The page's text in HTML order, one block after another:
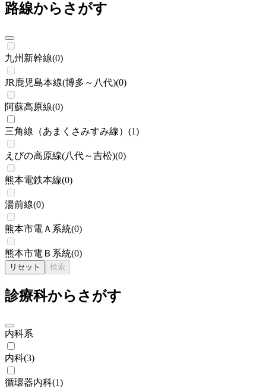
路線からさがす
九州新幹線(0)
JR鹿児島本線(博多～八代)(0)
阿蘇高原線(0)
三角線（あまくさみすみ線） (1)
えびの高原線(八代～吉松)(0)
熊本電鉄本線(0)
湯前線(0)
熊本市電Ａ系統(0)
熊本市電Ｂ系統(0)
リセット 検索
診療科からさがす
内科系
内科(3)
循環器内科(1)